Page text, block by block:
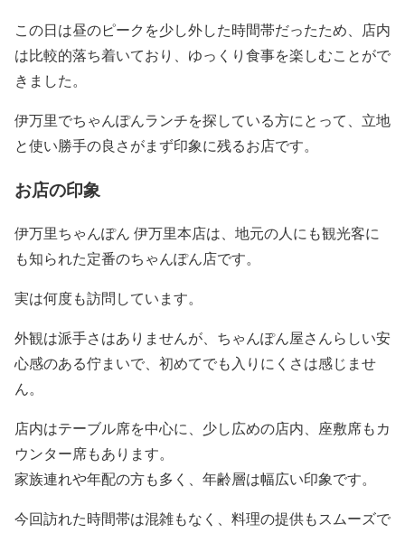
この日は昼のピークを少し外した時間帯だったため、店内
は比較的落ち着いており、ゆっくり食事を楽しむことがで
きました。
伊万里でちゃんぽんランチを探している方にとって、立地
と使い勝手の良さがまず印象に残るお店です。
お店の印象
伊万里ちゃんぽん 伊万里本店は、地元の人にも観光客に
も知られた定番のちゃんぽん店です。
実は何度も訪問しています。
外観は派手さはありませんが、ちゃんぽん屋さんらしい安
心感のある佇まいで、初めてでも入りにくさは感じませ
ん。
店内はテーブル席を中心に、少し広めの店内、座敷席もカ
ウンター席もあります。
家族連れや年配の方も多く、年齢層は幅広い印象です。
今回訪れた時間帯は混雑もなく、料理の提供もスムーズで